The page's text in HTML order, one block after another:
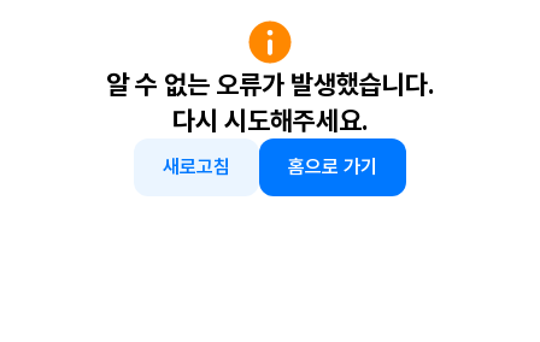
알 수 없는 오류가 발생했습니다.
다시 시도해주세요.
새로고침 홈으로 가기